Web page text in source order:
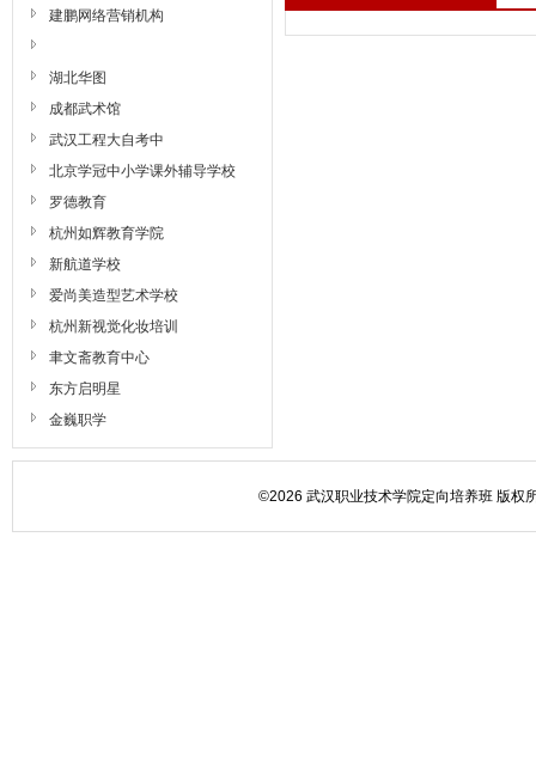
建鹏网络营销机构
湖北华图
成都武术馆
武汉工程大自考中
北京学冠中小学课外辅导学校
罗德教育
杭州如辉教育学院
新航道学校
爱尚美造型艺术学校
杭州新视觉化妆培训
聿文斋教育中心
东方启明星
金巍职学
©2026 武汉职业技术学院定向培养班 版权